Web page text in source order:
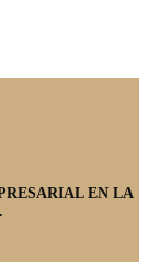
EN LA